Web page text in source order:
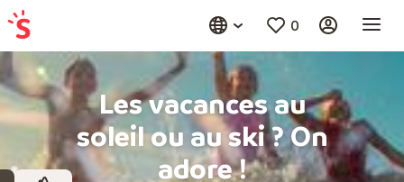
0
Les vacances au
soleil ou au ski ? On
adore !